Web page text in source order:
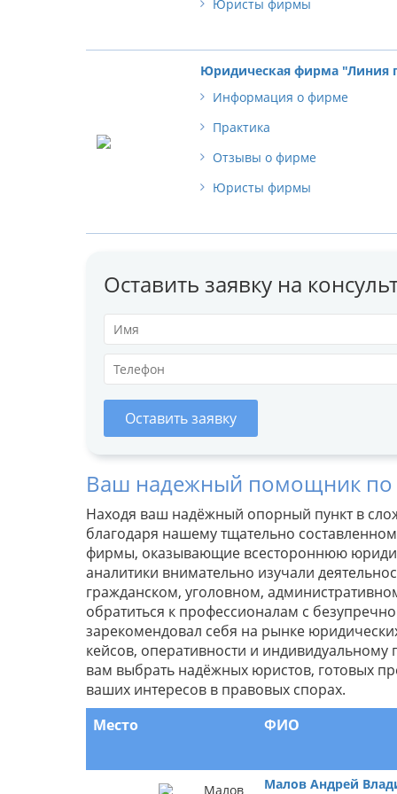
Юристы фирмы
Юридическая фирма "Линия
Информация о фирме
Практика
Отзывы о фирме
Юристы фирмы
Оставить заявку на
Оставить заявку
Ваш надежный помощник
Находя ваш надёжный опорный пункт в
благодаря нашему тщательно
фирмы, оказывающие всестороннюю
аналитики внимательно изучали
гражданском, уголовном,
обратиться к профессионалам с
зарекомендовал себя на рынке
кейсов, оперативности и
вам выбрать надёжных юристов, готовых
ваших интересов в правовых спорах.
Место
ФИО
Малов Андрей